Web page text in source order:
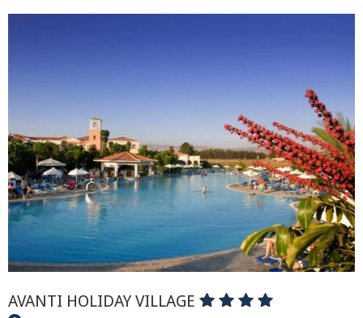
AVANTI HOLIDAY VILLAGE